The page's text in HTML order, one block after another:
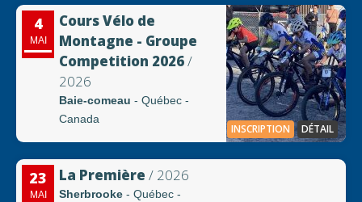
4
MAI
Cours Vélo de
Montagne - Groupe
Competition 2026/
2026
Baie-comeau - Québec -
Canada
INSCRIPTION DÉTAIL
23
MAI
La Première / 2026
Sherbrooke - Québec -